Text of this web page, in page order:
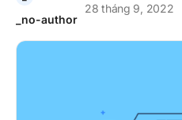
_no-author
28 tháng 9, 2022